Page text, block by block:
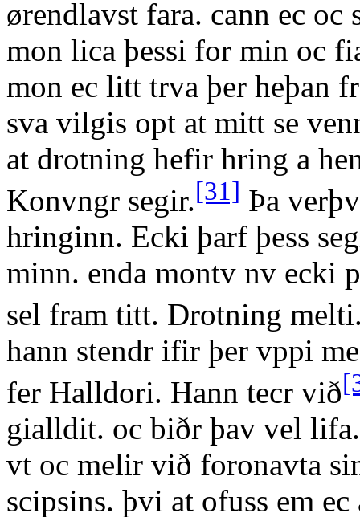
ørendlavst fara. cann ec
mon lica þessi for min oc
mon ec litt trva þer heþan
sva vilgis opt at mitt se
at drotning hefir hring a
Konvngr segir.[31] Þa
hringinn. Ecki þarf þess
minn. enda montv nv ecki
sel fram titt. Drotning
hann stendr ifir þer vppi
fer Halldori. Hann tecr við
gialldit. oc biðr þav vel
vt oc melir við foronavta
scipsins. þvi at ofuss em